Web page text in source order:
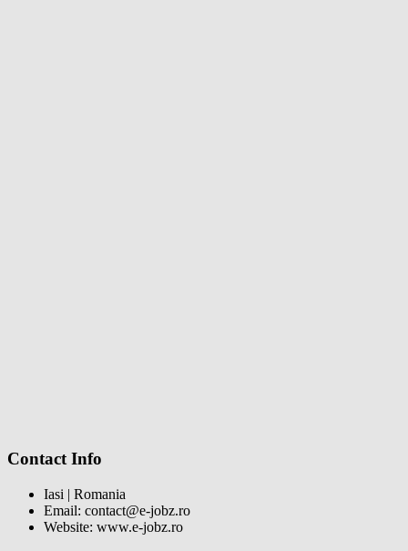
Contact Info
Iasi | Romania
Email: contact@e-jobz.ro
Website: www.e-jobz.ro